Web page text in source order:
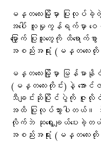
မန္တလေးမြို့မှာ ပြုလုပ်
အပေါ် လူမှုကွန်ရက်မှာ ဝေဖန်ပ
မြှောက် ပြုသူတွေကို ထိရေ
အစည်းအရုံး (မန္တလေး
မန္တလေးမြို့မှာ မြန်မ
(မန္တလေးတိုင်း)နဲ့ အောင်
သီချင်းဆိုပြိုင်ပွဲကို ဇူ
အထိ ပြုလုပ်သွားပါတယ်
လိုက်ဘဲ ဆုရွေးချယ်ပေး
အစည်းအရုံး (မန္တလေး